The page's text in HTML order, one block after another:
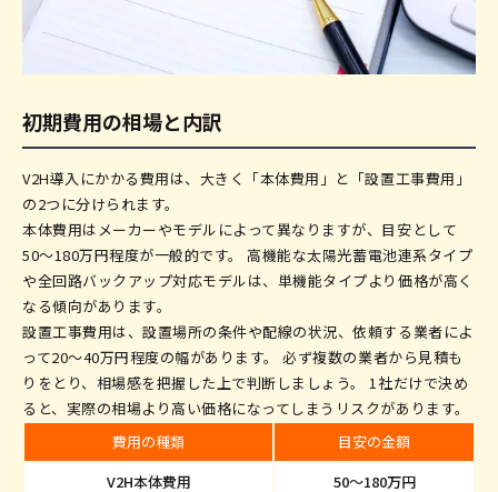
初期費用の相場と内訳
V2H導入にかかる費用は、大きく「本体費用」と「設置工事費用」
の2つに分けられます。
本体費用はメーカーやモデルによって異なりますが、目安として
50〜180万円程度が一般的です。 高機能な太陽光蓄電池連系タイプ
や全回路バックアップ対応モデルは、単機能タイプより価格が高く
なる傾向があります。
設置工事費用は、設置場所の条件や配線の状況、依頼する業者によ
って20〜40万円程度の幅があります。 必ず複数の業者から見積も
りをとり、相場感を把握した上で判断しましょう。 1社だけで決め
ると、実際の相場より高い価格になってしまうリスクがあります。
費用の種類
目安の金額
V2H本体費用
50〜180万円